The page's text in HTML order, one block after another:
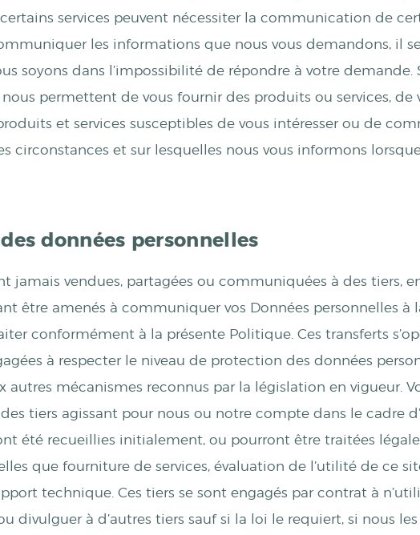
services peuvent nécessiter la communication de
les informations que nous vous demandons, il
soyons dans l’impossibilité de répondre à votre
permettent de vous fournir des produits ou services, de
et services susceptibles de vous intéresser ou de
circonstances et sur lesquelles nous vous informons
données personnelles
jamais vendues, partagées ou communiquées à des tiers,
être amenés à communiquer vos Données personnelles
conformément à la présente Politique. Ces transferts
à respecter le niveau de protection des données
mécanismes reconnus par la législation en vigueur.
tiers agissant pour nous ou notre compte dans le cadre
été recueillies initialement, ou pourront être traitées
que fourniture de services, évaluation de l’utilité de ce
technique. Ces tiers se sont engagés par contrat à
divulguer à d’autres tiers sauf si la loi le requiert, si nous